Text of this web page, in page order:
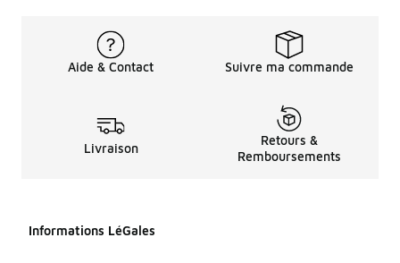
Aide & Contact Suivre ma commande
Livraison
Retours &
Remboursements
Informations LéGales